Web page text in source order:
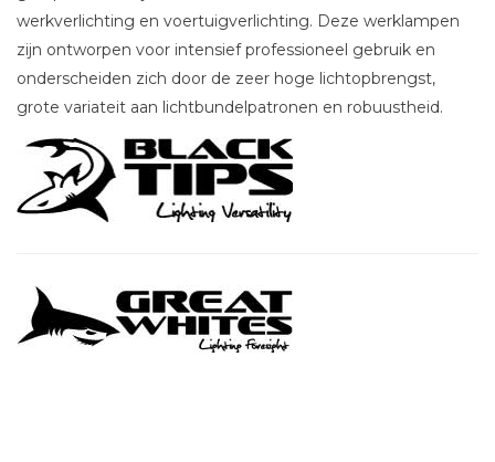
werkverlichting en voertuigverlichting. Deze werklampen
zijn ontworpen voor intensief professioneel gebruik en
onderscheiden zich door de zeer hoge lichtopbrengst,
grote variateit aan lichtbundelpatronen en robuustheid.